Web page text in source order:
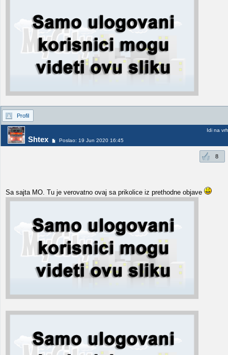
Profil
Shtex Poslao: 19 Jun 2020 16:45
Idi na vrh
8
Sa sajta MO. Tu je verovatno ovaj sa prikolice iz prethodne objave